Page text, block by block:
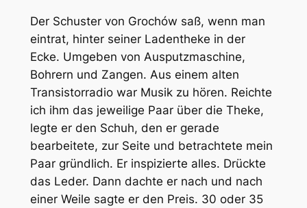
Der Schuster von Grochów saß, wenn man
eintrat, hinter seiner Ladentheke in der
Ecke. Umgeben von Ausputzmaschine,
Bohrern und Zangen. Aus einem alten
Transistorradio war Musik zu hören. Reichte
ich ihm das jeweilige Paar über die Theke,
legte er den Schuh, den er gerade
bearbeitete, zur Seite und betrachtete mein
Paar gründlich. Er inspizierte alles. Drückte
das Leder. Dann dachte er nach und nach
einer Weile sagte er den Preis. 30 oder 35